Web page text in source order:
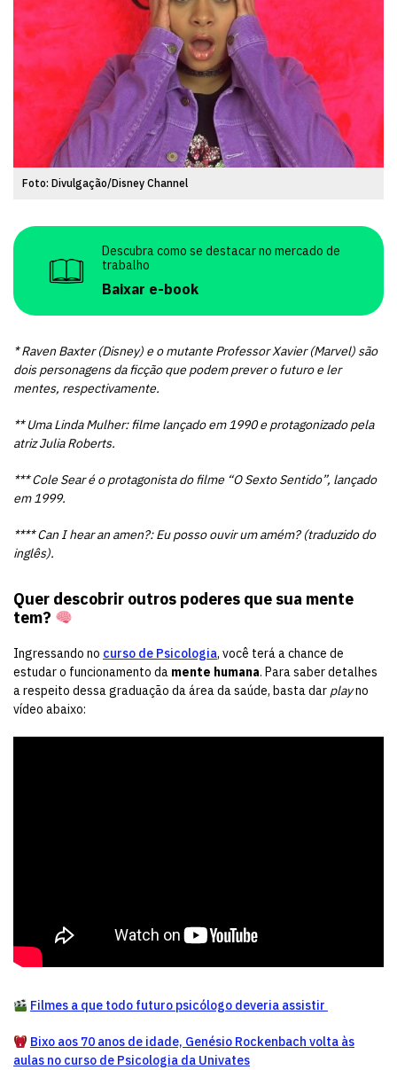
Foto: Divulgação/Disney Channel
Descubra como se destacar no mercado de
trabalho
Baixar e-book
* Raven Baxter (Disney) e o mutante Professor Xavier (Marvel) são
dois personagens da ficção que podem prever o futuro e ler
mentes, respectivamente.
** Uma Linda Mulher: filme lançado em 1990 e protagonizado pela
atriz Julia Roberts.
*** Cole Sear é o protagonista do filme “O Sexto Sentido”, lançado
em 1999.
**** Can I hear an amen?: Eu posso ouvir um amém? (traduzido do
inglês).
Quer descobrir outros poderes que sua mente
tem?
Ingressando no curso de Psicologia, você terá a chance de
estudar o funcionamento da mente humana. Para saber detalhes
a respeito dessa graduação da área da saúde, basta dar playno
vídeo abaixo:
Filmes a que todo futuro psicólogo deveria assistir
Bixo aos 70 anos de idade, Genésio Rockenbach volta às
aulas no curso de Psicologia da Univates